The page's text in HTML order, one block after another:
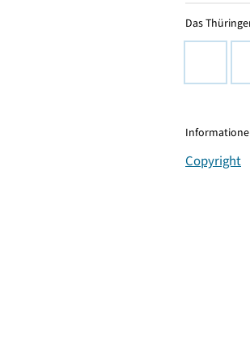
Das
Copyright